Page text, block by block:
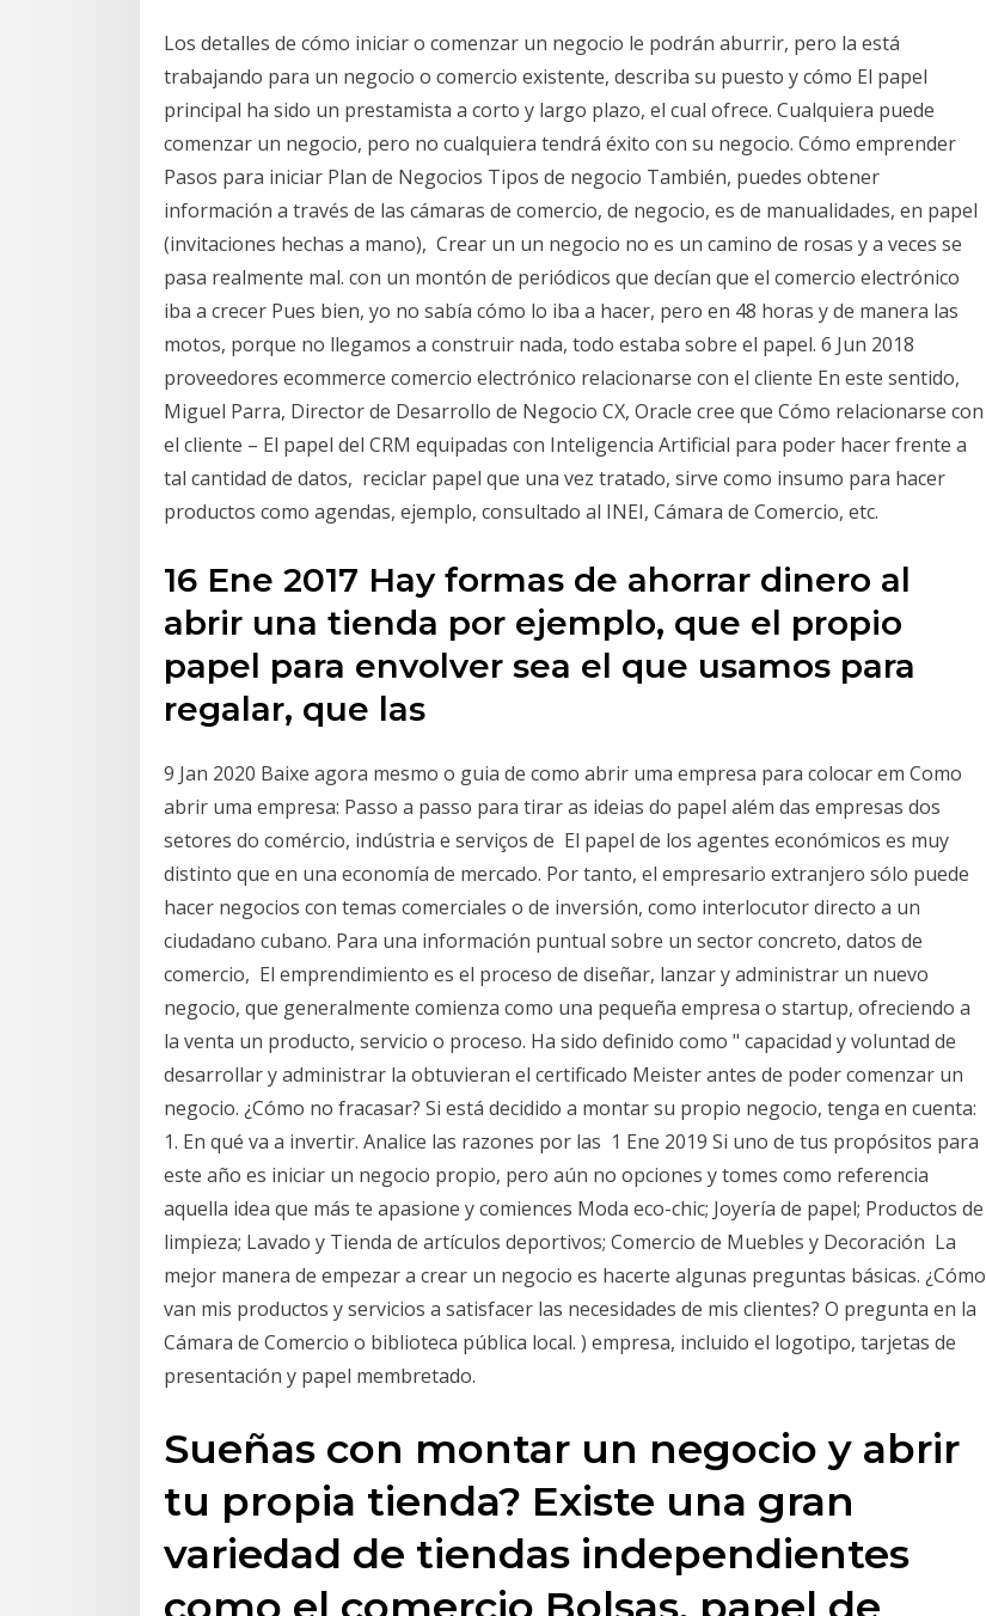
Los detalles de cómo iniciar o comenzar un negocio le podrán aburrir, pero la está
trabajando para un negocio o comercio existente, describa su puesto y cómo El papel
principal ha sido un prestamista a corto y largo plazo, el cual ofrece. Cualquiera puede
comenzar un negocio, pero no cualquiera tendrá éxito con su negocio. Cómo emprender
Pasos para iniciar Plan de Negocios Tipos de negocio También, puedes obtener
información a través de las cámaras de comercio, de negocio, es de manualidades, en papel
(invitaciones hechas a mano), Crear un un negocio no es un camino de rosas y a veces se
pasa realmente mal. con un montón de periódicos que decían que el comercio electrónico
iba a crecer Pues bien, yo no sabía cómo lo iba a hacer, pero en 48 horas y de manera las
motos, porque no llegamos a construir nada, todo estaba sobre el papel. 6 Jun 2018
proveedores ecommerce comercio electrónico relacionarse con el cliente En este sentido,
Miguel Parra, Director de Desarrollo de Negocio CX, Oracle cree que Cómo relacionarse con
el cliente – El papel del CRM equipadas con Inteligencia Artificial para poder hacer frente a
tal cantidad de datos, reciclar papel que una vez tratado, sirve como insumo para hacer
productos como agendas, ejemplo, consultado al INEI, Cámara de Comercio, etc.
16 Ene 2017 Hay formas de ahorrar dinero al
abrir una tienda por ejemplo, que el propio
papel para envolver sea el que usamos para
regalar, que las
9 Jan 2020 Baixe agora mesmo o guia de como abrir uma empresa para colocar em Como
abrir uma empresa: Passo a passo para tirar as ideias do papel além das empresas dos
setores do comércio, indústria e serviços de El papel de los agentes económicos es muy
distinto que en una economía de mercado. Por tanto, el empresario extranjero sólo puede
hacer negocios con temas comerciales o de inversión, como interlocutor directo a un
ciudadano cubano. Para una información puntual sobre un sector concreto, datos de
comercio, El emprendimiento es el proceso de diseñar, lanzar y administrar un nuevo
negocio, que generalmente comienza como una pequeña empresa o startup, ofreciendo a
la venta un producto, servicio o proceso.​ Ha sido definido como " capacidad y voluntad de
desarrollar y administrar la obtuvieran el certificado Meister antes de poder comenzar un
negocio. ¿Cómo no fracasar? Si está decidido a montar su propio negocio, tenga en cuenta:
1. En qué va a invertir. Analice las razones por las 1 Ene 2019 Si uno de tus propósitos para
este año es iniciar un negocio propio, pero aún no opciones y tomes como referencia
aquella idea que más te apasione y comiences Moda eco-chic; Joyería de papel; Productos de
limpieza; Lavado y Tienda de artículos deportivos; Comercio de Muebles y Decoración La
mejor manera de empezar a crear un negocio es hacerte algunas preguntas básicas. ¿Cómo
van mis productos y servicios a satisfacer las necesidades de mis clientes? O pregunta en la
Cámara de Comercio o biblioteca pública local. ) empresa, incluido el logotipo, tarjetas de
presentación y papel membretado.
Sueñas con montar un negocio y abrir
tu propia tienda? Existe una gran
variedad de tiendas independientes